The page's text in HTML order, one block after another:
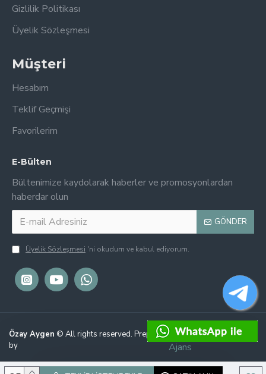
Gizlilik Politikası
Üyelik Sözleşmesi
Müşteri
Hesabım
Teklif Geçmişi
Favorilerim
E-Bülten
Bültenimize kaydolarak haberler ve promosyonlardan
haberdar olun
GÖNDER
Üyelik Sözleşmesi 'ni okudum ve kabul ediyorum.
Özay Aygen © All rights reserved. Prepared
by
Perfection Dijital
Ajans